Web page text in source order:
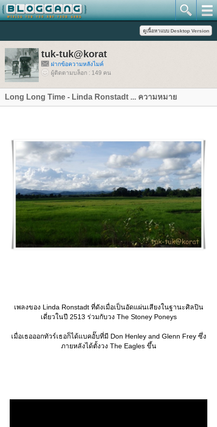
tuk-tuk@korat
ฝากข้อความหลังไมค์
ผู้ติดตามบล็อก : 149 คน
Long Long Time - Linda Ronstadt ... ความหมา
เพลงของ Linda Ronstadt ที่ดังเมื่อเป็นอัดแผ่นเสียงในฐานะศิลปิน
เดี่ยวในปี 2513 ร่วมกับวง The Stoney Poneys
เมื่อเธอออกทัวร์เธอก็ได้แบคอั๊บที่มี Don Henley and Glenn Frey ซึ่ง
ภายหลังได้ตั้งวง The Eagles ขึ้น